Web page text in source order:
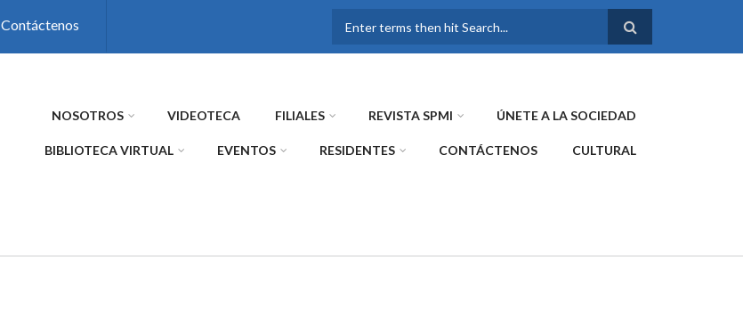
Contáctenos
FORMULARIO DE
NOSOTROS VIDEOTECA FILIALES REVISTA SPMI ÚNETE A LA SOCIEDAD
BIBLIOTECA VIRTUAL EVENTOS RESIDENTES CONTÁCTENOS CULTURAL